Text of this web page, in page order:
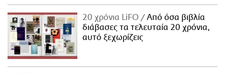
20 χρόνια LiFO
Από όσα βιβλία
διάβασες τα τελευταία 20 χρόνια,
αυτό ξεχωρίζεις